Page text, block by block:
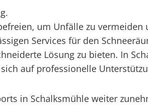
um Unfälle zu vermeiden
Services für den
Lösung zu bieten. In
auf professionelle
in Schalksmühle weiter